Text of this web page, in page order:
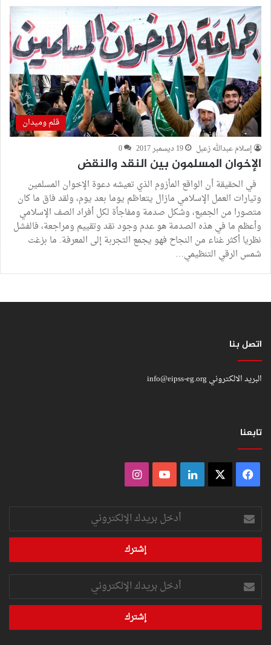
قلم وميدان
إسلام عبدالله زعبل 19 ديسمبر 2017 0
الإخوان المسلمون بين النقد والنقض
في الحقيقة أن الواقع المأزوم الذي تعيشه دعوة الإخوان المسلمين
وتيارات العمل الإسلامي مازال يتعاظم يوما بعد يوم، ولقد فاق ما كان
متصورا من الجميع، وشكل صدمة ومفاجأة لكل أفراد الصف الإسلامي
وأعظم ما في هذه الصدمة هو عدم وجود نقد وتقييم ومراجعة، فالفشل
نظريا أكثر غناء من النجاح فهو يجمع التجربة إلى المعرفة. ما بزغت
شمس الرقي التنظيمي…
اتصل بنا
البريد الالكترونيinfo@eipss-eg.org
تابعنا
فيسبوك لينكدإن ‫YouTube
أدخل
بريدك
الإلكتروني
أدخل
بريدك
الإلكتروني